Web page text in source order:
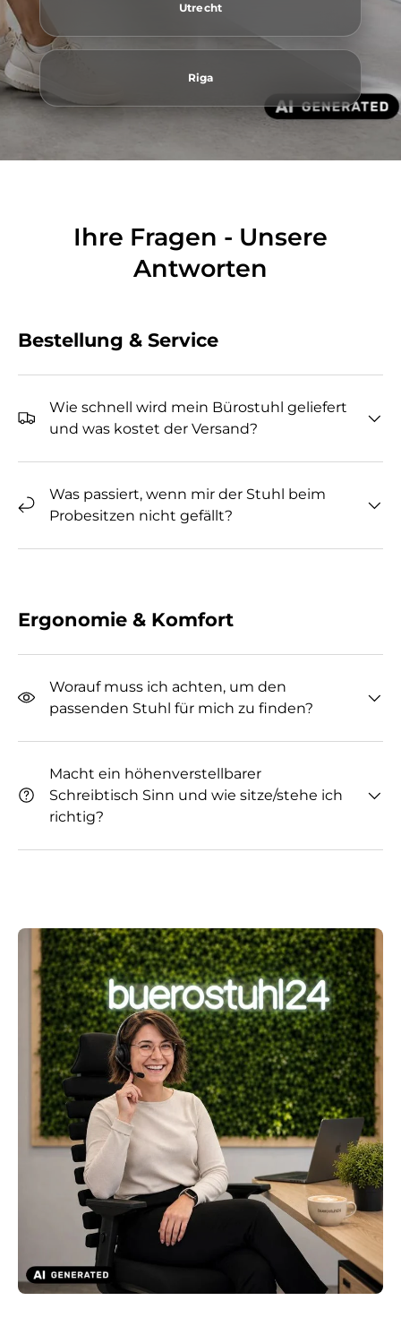
Utrecht
Riga
Ihre Fragen - Unsere
Antworten
Bestellung & Service
Wie schnell wird mein Bürostuhl geliefert
und was kostet der Versand?
Was passiert, wenn mir der Stuhl beim
Probesitzen nicht gefällt?
Ergonomie & Komfort
Worauf muss ich achten, um den
passenden Stuhl für mich zu finden?
Macht ein höhenverstellbarer
Schreibtisch Sinn und wie sitze/stehe ich
richtig?